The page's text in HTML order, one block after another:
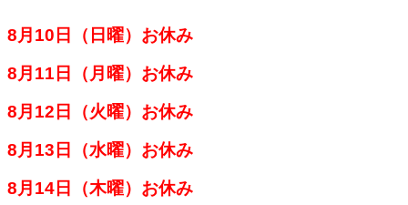
8月10日（日曜）お休み
8月11日（月曜）お休み
8月12日（火曜）お休み
8月13日（水曜）お休み
8月14日（木曜）お休み